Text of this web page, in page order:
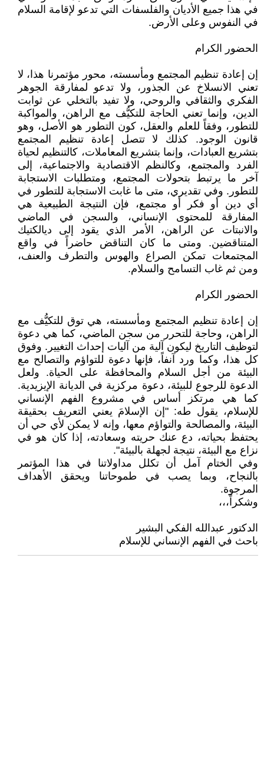
في هذا جميع الأديان والفلسفات التي تدعو لإقامة السلام
في النفوس وعلى الأرض.
الحضور الكرام
إن إعادة تنظيم المجتمع ومأسسته، محور مؤتمرنا هذا، لا
تعني الانسلاخ عن الجذور، ولا تدعو لمفارقة الجوهر
الفكري والثقافي والروحي، ولا تفيد بالتخلي عن ثوابت
الدين، وإنما تعني الحاجة للتكيُّف مع الراهن، والمواكبة
للتطور، وفقاً للعلم والعقل، كون التطور هو الأصل، وهو
قانون الوجود. كذلك لا تتصل إعادة تنظيم المجتمع
بتشريع العبادات، وإنما بتشريع المعاملات، كالتنظيم لحياة
الفرد والمجتمع، وكالنظم الاقتصادية والاجتماعية، إلى
آخر ما يرتبط بتحولات المجتمع، ومتطلبات الاستجابة
للتطور. وفي تقديري، متى ما غابت الاستجابة للتطور في
أي دين أو فكر أو مجتمع، فإن النتيجة الطبيعية هي
المفارقة للمحتوى الإنساني، والسجن في الماضي
والانبتات عن الراهن، الأمر الذي يقود إلى ديالكتيك
المتناقضين. ومتى ما كان التناقض حاضراً في واقع
المجتمعات تمكن الصراع والهوس والتطرف والعنف،
ومن ثم غاب التسامح والسلام.
الحضور الكرام
إن إعادة تنظيم المجتمع ومأسسته، هي توق للتكيُّف مع
الراهن، وحاجة للتحرر من سجن الماضي، كما هي دعوة
لتوظيف التاريخ ليكون آلية من آليات إحداث التغيير. وفوق
كل هذا، وكما ورد آنفاً، فإنها دعوة للتواؤم والتصالح مع
البيئة من أجل السلام والمحافظة على الحياة. ولعل
الدعوة للرجوع للبيئة، دعوة مركزية في الديانة الإيزيدية.
كما هي مرتكز أساس في مشروع الفهم الإنساني
للإسلام، يقول طه: "إن الإسلامَ يعني التعريف بحقيقة
البيئة، والمصالحة والتواؤم معها، وإنه لا يمكن لأي حي أن
يحتفظ بحياته، دع عنك حريته وسعادته، إذا كان هو في
نزاع مع البيئة، نتيجة لجهلة بالبيئة".
وفي الختام آمل أن تكلل مداولاتنا في هذا المؤتمر
بالنجاح، وبما يصب في طموحاتنا ويحقق الأهداف
المرجوة.
وشكراً،،،
الدكتور عبدالله الفكي البشير
باحث في الفهم الإنساني للإسلام